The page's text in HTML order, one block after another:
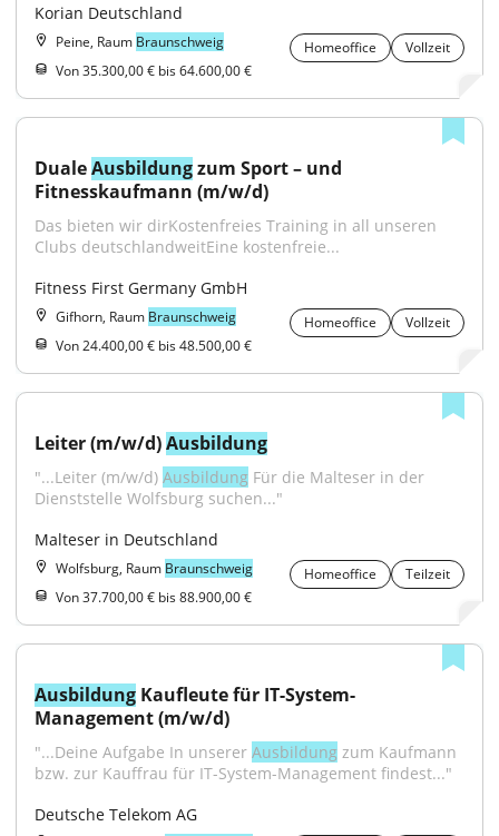
Korian Deutschland
Peine, Raum Braunschweig Homeoffice
Vollzeit
Von 35.300,00 € bis 64.600,00 €
Duale Ausbildung zum Sport – und
Fitnesskaufmann (m/w/d)
Das bieten wir dirKostenfreies Training in all unseren
Clubs deutschlandweitEine kostenfreie...
Fitness First Germany GmbH
Gifhorn, Raum Braunschweig Homeoffice
Vollzeit
Von 24.400,00 € bis 48.500,00 €
Leiter (m/w/d) Ausbildung
"...Leiter (m/w/d) Ausbildung Für die Malteser in der
Dienststelle Wolfsburg suchen..."
Malteser in Deutschland
Wolfsburg, Raum Braunschweig Homeoffice
Teilzeit
Von 37.700,00 € bis 88.900,00 €
Ausbildung Kaufleute für IT-System-
Management (m/w/d)
"...Deine Aufgabe In unserer Ausbildung zum Kaufmann
bzw. zur Kauffrau für IT-System-Management findest..."
Deutsche Telekom AG